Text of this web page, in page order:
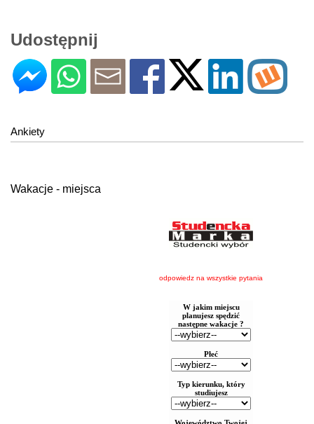
Udostępnij
Ankiety
Wakacje - miejsca
odpowiedz na wszystkie pytania